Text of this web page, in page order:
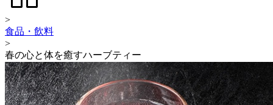
>
食品・飲料
>
春の心と体を癒すハーブティー